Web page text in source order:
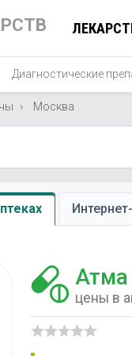
Диагностические
Москва
Атма
цены в